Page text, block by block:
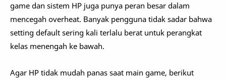
game dan sistem HP juga punya peran besar dalam
mencegah overheat. Banyak pengguna tidak sadar bahwa
setting default sering kali terlalu berat untuk perangkat
kelas menengah ke bawah.
Agar HP tidak mudah panas saat main game, berikut